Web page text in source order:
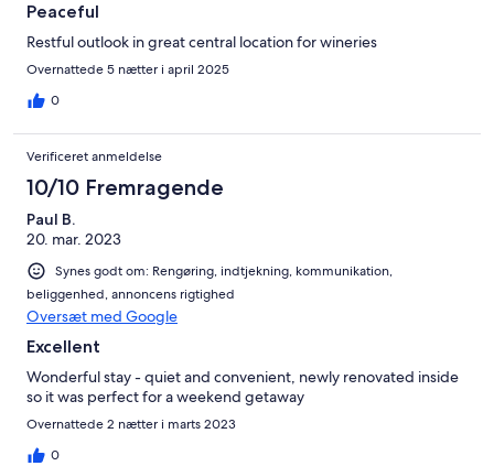
Peaceful
Restful outlook in great central location for wineries
Overnattede 5 nætter i april 2025
0
Verificeret anmeldelse
10/10 Fremragende
Paul B.
20. mar. 2023
Synes godt om: Rengøring, indtjekning, kommunikation,
beliggenhed, annoncens rigtighed
Oversæt med Google
Excellent
Wonderful stay - quiet and convenient, newly renovated inside
so it was perfect for a weekend getaway
Overnattede 2 nætter i marts 2023
0